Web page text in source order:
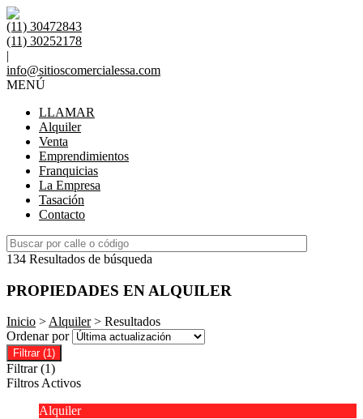
(11) 30472843
(11) 30252178
|
info@sitioscomercialessa.com
MENÚ
LLAMAR
Alquiler
Venta
Emprendimientos
Franquicias
La Empresa
Tasación
Contacto
134 Resultados de búsqueda
PROPIEDADES EN ALQUILER
Inicio >Alquiler> Resultados
Ordenar por
Filtrar (1)
Filtrar (1)
Filtros Activos
Alquiler